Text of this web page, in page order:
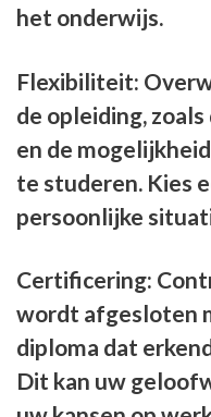
het onderwijs.
Flexibiliteit:
de opleiding,
en de
te studeren. Kies
persoonlijke
Certificering:
wordt afgesloten
diploma dat
Dit kan uw